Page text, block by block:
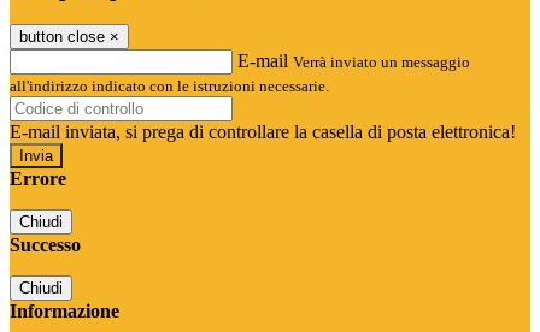
button close ×
E-mail Verrà inviato un messaggio
all'indirizzo indicato con le istruzioni necessarie.
E-mail inviata, si prega di controllare la casella di posta elettronica!
Errore
Chiudi
Successo
Chiudi
Informazione